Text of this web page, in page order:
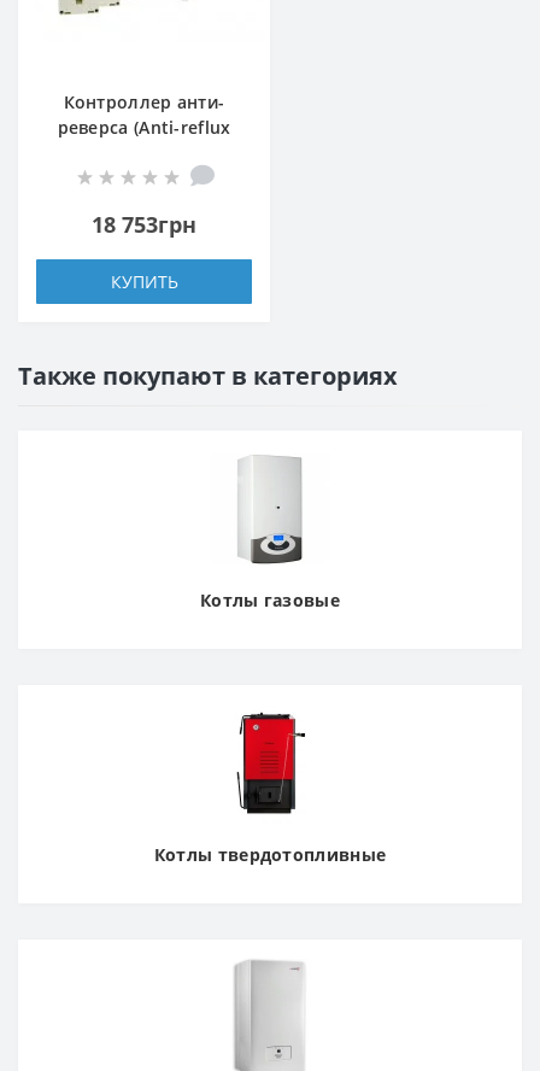
Контроллер анти-
реверса (Anti-reflux
18 753грн
КУПИТЬ
Также покупают в категориях
Котлы газовые
Котлы твердотопливные